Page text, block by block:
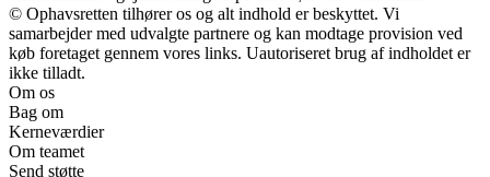
© Ophavsretten tilhører os og alt indhold er beskyttet. Vi
samarbejder med udvalgte partnere og kan modtage provision ved
køb foretaget gennem vores links. Uautoriseret brug af indholdet er
ikke tilladt.
Om os
Bag om
Kerneværdier
Om teamet
Send støtte